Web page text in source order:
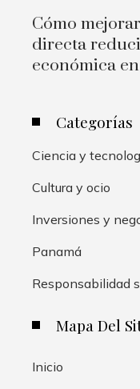
Cómo
directa
económica
Categorías
Ciencia y
Cultura y ocio
Inversiones y
Panamá
Responsabilidad
Mapa Del
Inicio